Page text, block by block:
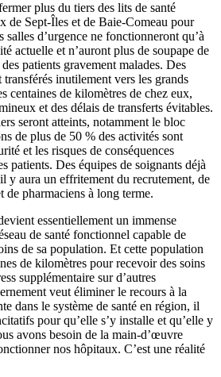
plus du tiers des lits de santé
de Sept-Îles et de Baie-Comeau pour
d’urgence ne fonctionneront qu’à
actuelle et n’auront plus de soupape de
patients gravement malades. Des
transférés inutilement vers les grands
centaines de kilomètres de chez eux,
et des délais de transferts évitables.
seront atteints, notamment le bloc
de plus de 50 % des activités sont
et les risques de conséquences
patients. Des équipes de soignants déjà
y aura un effritement du recrutement, de
de pharmaciens à long terme.
essentiellement un immense
de santé fonctionnel capable de
de sa population. Et cette population
de kilomètres pour recevoir des soins
supplémentaire sur d’autres
veut éliminer le recours à la
dans le système de santé en région, il
pour qu’elle s’y installe et qu’elle y
avons besoin de la main-d’œuvre
nos hôpitaux. C’est une réalité